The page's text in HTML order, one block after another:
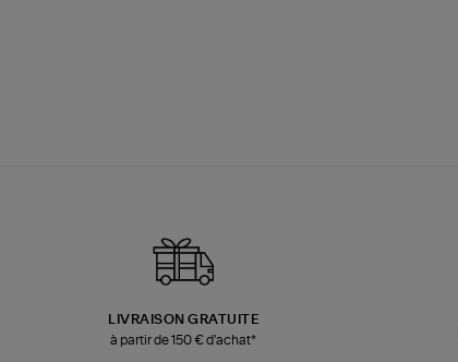
LIVRAISON GRATUITE
à partir de 150 € d'achat*